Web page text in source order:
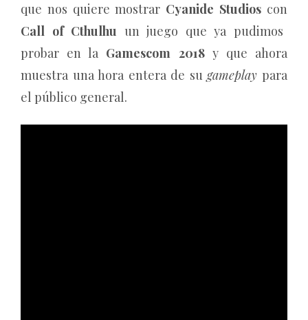
que nos quiere mostrar Cyanide Studios con
Call of Cthulhu un juego que ya pudimos
probar en la Gamescom 2018y que ahora
muestra una hora entera de sugameplay para
el público general.